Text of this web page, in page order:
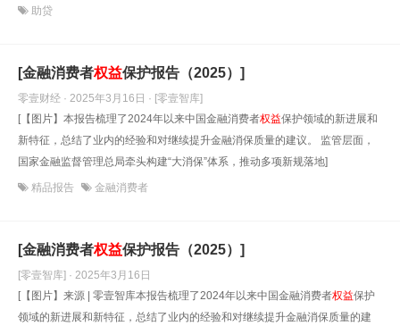
助贷
[金融消费者权益保护报告（2025）]
零壹财经 · 2025年3月16日 · [零壹智库]
[【图片】本报告梳理了2024年以来中国金融消费者权益保护领域的新进展和
新特征，总结了业内的经验和对继续提升金融消保质量的建议。 监管层面，
国家金融监督管理总局牵头构建“大消保”体系，推动多项新规落地]
精品报告 金融消费者
[金融消费者权益保护报告（2025）]
[零壹智库] · 2025年3月16日
[【图片】来源 | 零壹智库本报告梳理了2024年以来中国金融消费者权益保护
领域的新进展和新特征，总结了业内的经验和对继续提升金融消保质量的建